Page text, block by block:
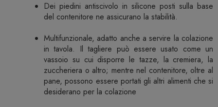
Dei piedini antiscivolo in silicone posti sulla base
del contenitore ne assicurano la stabilità.
Multifunzionale, adatto anche a servire la colazione
in tavola. Il tagliere può essere usato come un
vassoio su cui disporre le tazze, la cremiera, la
zuccheriera o altro; mentre nel contenitore, oltre al
pane, possono essere portati gli altri alimenti che si
desiderano per la colazione